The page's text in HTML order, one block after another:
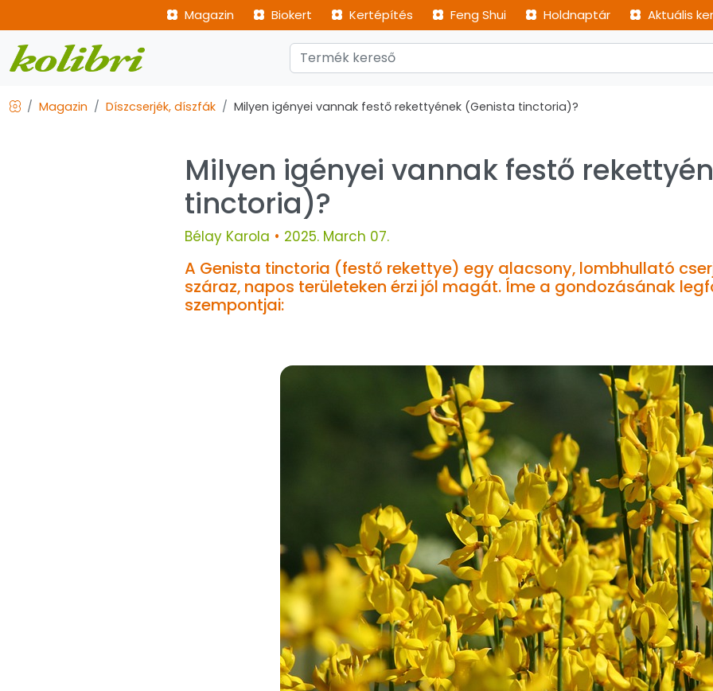
Magazin Biokert Kertépítés Feng Shui Holdnaptár Aktuális
Magazin Díszcserjék, díszfák Milyen igényei vannak festő rekettyének (Genista tinctoria)?
Milyen igényei vannak festő
tinctoria)?
Bélay Karola • 2025. March 07.
A Genista tinctoria (festő rekettye) egy alacsony, lombhullató
száraz, napos területeken érzi jól magát. Íme a gondozásának
szempontjai: